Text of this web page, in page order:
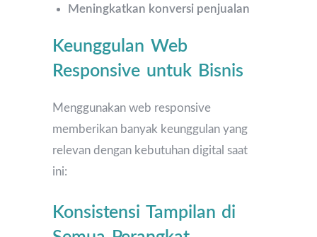
Meningkatkan konversi penjualan
Keunggulan Web
Responsive untuk Bisnis
Menggunakan web responsive
memberikan banyak keunggulan yang
relevan dengan kebutuhan digital saat
ini:
Konsistensi Tampilan di